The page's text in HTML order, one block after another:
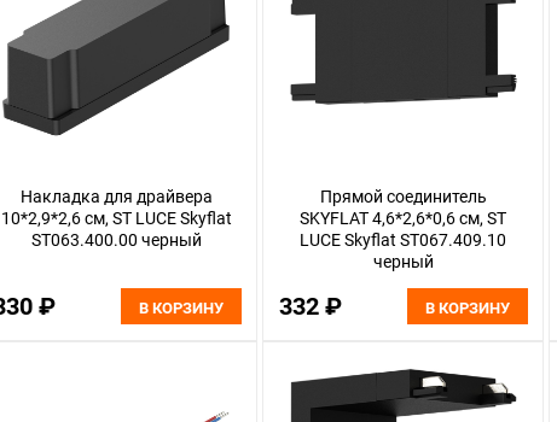
Накладка для драйвера
10*2,9*2,6 см, ST LUCE Skyflat
ST063.400.00 черный
₽ В КОРЗИНУ
Прямой соединитель
SKYFLAT 4,6*2,6*0,6 см, ST
LUCE Skyflat ST067.409.10
черный
332 ₽ В КОРЗИНУ